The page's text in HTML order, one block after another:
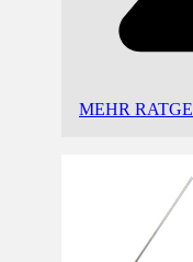
MEHR